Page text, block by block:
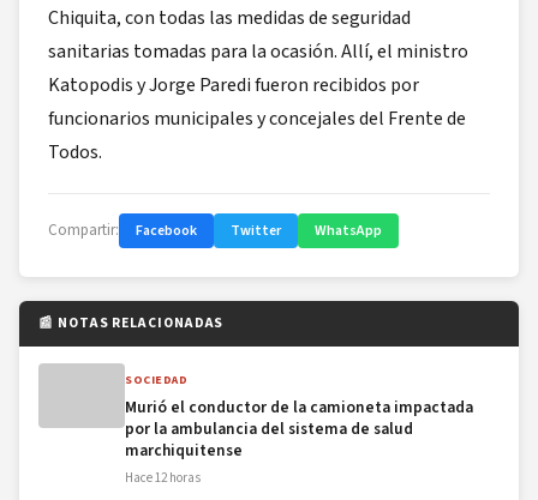
Chiquita, con todas las medidas de seguridad
sanitarias tomadas para la ocasión. Allí, el ministro
Katopodis y Jorge Paredi fueron recibidos por
funcionarios municipales y concejales del Frente de
Todos.
Compartir: Facebook Twitter WhatsApp
📰 NOTAS RELACIONADAS
SOCIEDAD
Murió el conductor de la camioneta impactada
por la ambulancia del sistema de salud
marchiquitense
Hace 12 horas